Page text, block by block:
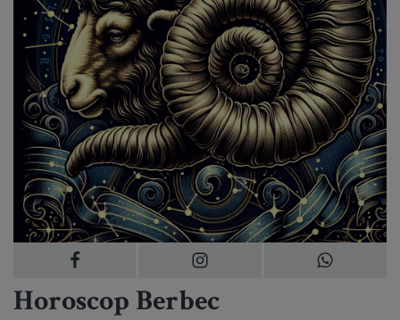
Horoscop Berbec